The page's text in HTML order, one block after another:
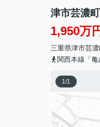
津市芸濃
1,950万
三重県津市芸
関西本線「
1/1